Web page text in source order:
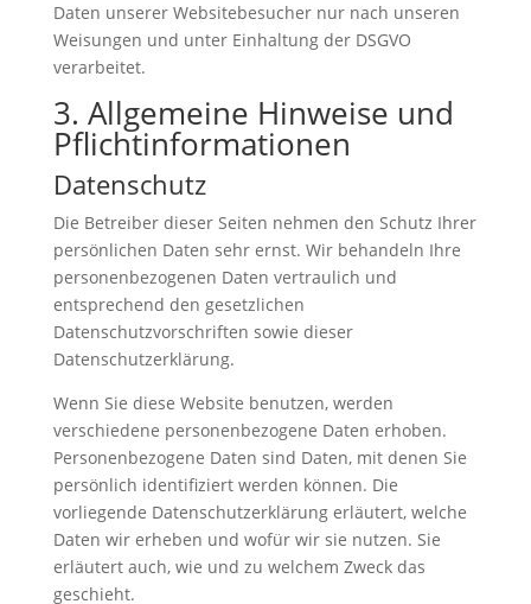
Daten unserer Websitebesucher nur nach unseren
Weisungen und unter Einhaltung der DSGVO
verarbeitet.
3. Allgemeine Hinweise und
Pflicht­informationen
Datenschutz
Die Betreiber dieser Seiten nehmen den Schutz Ihrer
persönlichen Daten sehr ernst. Wir behandeln Ihre
personenbezogenen Daten vertraulich und
entsprechend den gesetzlichen
Datenschutzvorschriften sowie dieser
Datenschutzerklärung.
Wenn Sie diese Website benutzen, werden
verschiedene personenbezogene Daten erhoben.
Personenbezogene Daten sind Daten, mit denen Sie
persönlich identifiziert werden können. Die
vorliegende Datenschutzerklärung erläutert, welche
Daten wir erheben und wofür wir sie nutzen. Sie
erläutert auch, wie und zu welchem Zweck das
geschieht.